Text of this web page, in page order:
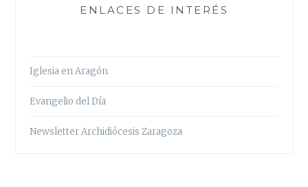
ENLACES DE INTERÉS
Iglesia en Aragón
Evangelio del Día
Newsletter Archidiócesis Zaragoza